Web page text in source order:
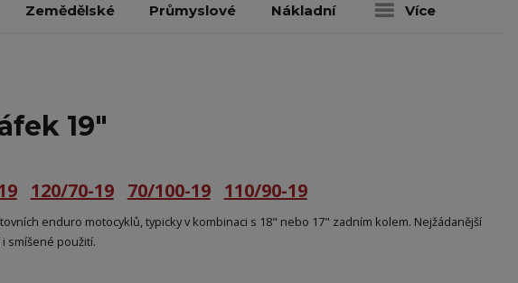
Zemědělské Průmyslové Nákladní Více
19"
120/70-19 70/100-19 110/90-19
enduro motocyklů, typicky v kombinaci s 18" nebo 17" zadním kolem. Nejžádanější
smíšené použití.